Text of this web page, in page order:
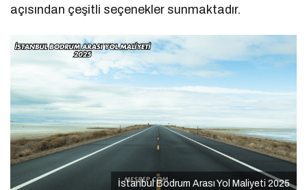
açısından çeşitli seçenekler sunmaktadır.
İstanbul Bodrum Arası Yol Maliyeti 2025